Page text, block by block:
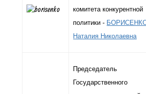
комитета конкурентной
политики -
Наталия Николаевна
Председатель
Государственного